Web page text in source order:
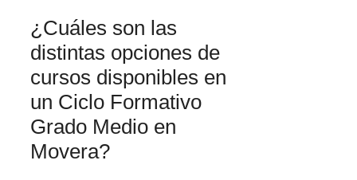
¿Cuáles son las
distintas opciones de
cursos disponibles en
un Ciclo Formativo
Grado Medio en
Movera?